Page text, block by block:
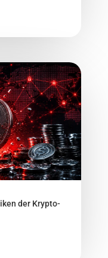
der Krypto-